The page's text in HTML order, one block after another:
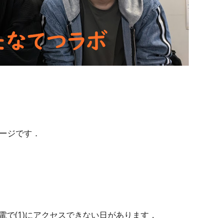
ジです．
(1)にアクセスできない日があります．